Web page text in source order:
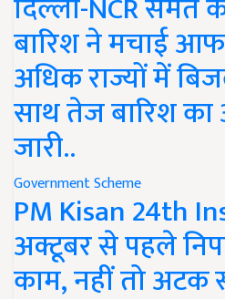
बारिश ने मचाई
अधिक राज्यों में
साथ तेज बारिश का
जारी..
Government Scheme
PM Kisan 24th
अक्टूबर से पहले
काम, नहीं तो अटक